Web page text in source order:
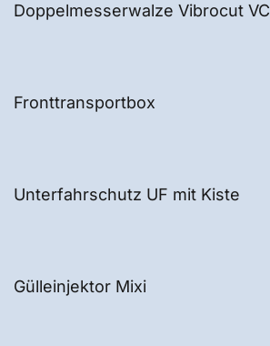
Doppelmesserwalze Vibrocut VC
Fronttransportbox
Unterfahrschutz UF mit Kiste
Gülleinjektor Mixi